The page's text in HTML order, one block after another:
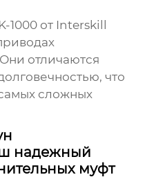
от Interskill
отличаются
что
сложных
надежный
муфт